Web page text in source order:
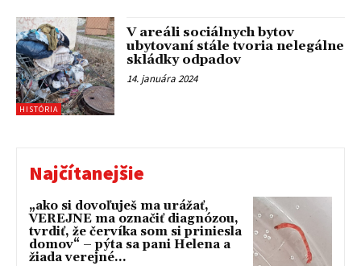
HISTÓRIA
V areáli sociálnych bytov
ubytovaní stále tvoria nelegálne
skládky odpadov
14. januára 2024
Najčítanejšie
„ako si dovoľuješ ma urážať,
VEREJNE ma označiť diagnózou,
tvrdiť, že červíka som si priniesla
domov“ – pýta sa pani Helena a
žiada verejné...